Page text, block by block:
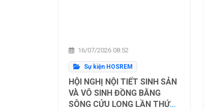
16/07/2026 08:52
Sự kiện HOSREM
HỘI NGHỊ NỘI TIẾT SINH SẢN
VÀ VÔ SINH ĐỒNG BẰNG
SÔNG CỬU LONG LẦN THỨ